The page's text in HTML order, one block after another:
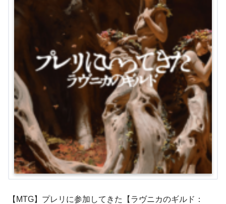
【MTG】プレリに参加してきた【ラヴニカのギルド：